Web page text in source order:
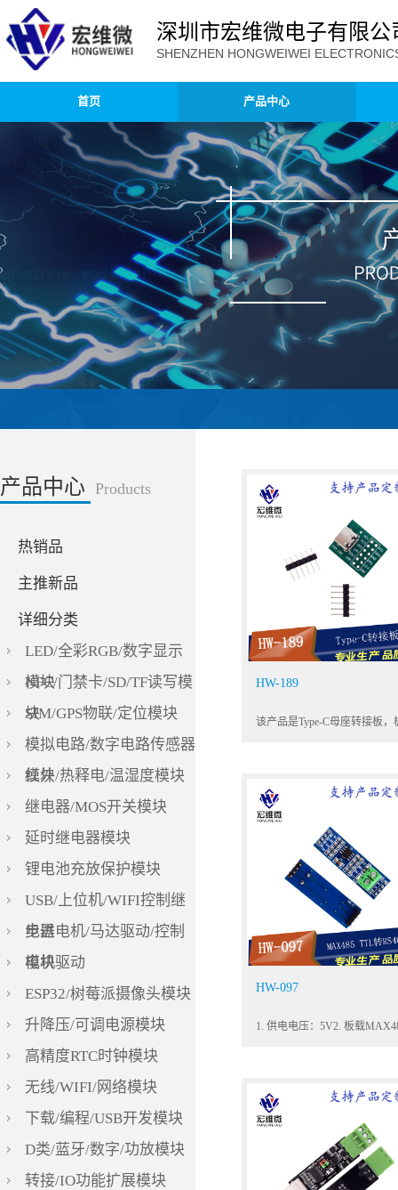
深圳市宏维微电子有限公
SHENZHEN HONGWEIWEI
首页 产品中心
产品中心 Products
热销品
主推新品
详细分类
LED/全彩RGB/数字显示
模块
NFC/门禁卡/SD/TF读写模
块
SIM/GPS物联/定位模块
模拟电路/数字电路传感器
模块
红外/热释电/温湿度模块
继电器/MOS开关模块
延时继电器模块
锂电池充放保护模块
USB/上位机/WIFI控制继
电器
步进电机/马达驱动/控制
模块
电机驱动
ESP32/树莓派摄像头模块
升降压/可调电源模块
高精度RTC时钟模块
无线/WIFI/网络模块
下载/编程/USB开发模块
D类/蓝牙/数字/功放模块
转接/IO功能扩展模块
HW-189
HW-097